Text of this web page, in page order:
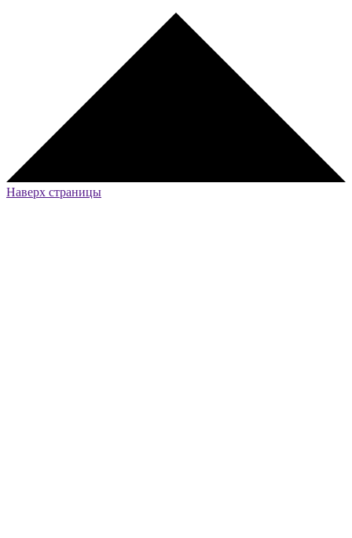
Наверх страницы